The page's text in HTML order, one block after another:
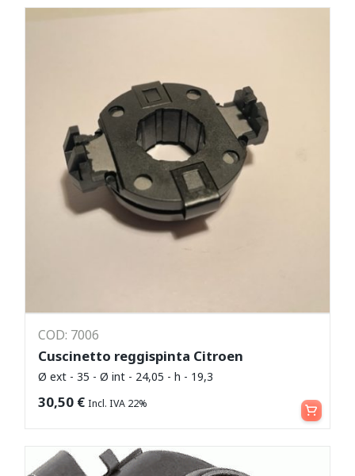
COD: 7006
Cuscinetto reggispinta Citroen
Ø ext - 35 - Ø int - 24,05 - h - 19,3
30,50 € Incl. IVA 22% Aggiungi al carrello